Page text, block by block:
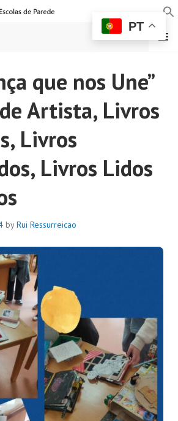
DE
DE PAREDE
MENU
que nos Une”
Artista, Livros
Livros
Livros Lidos
byRui Ressurreicao
PT